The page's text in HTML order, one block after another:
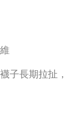
子長期拉扯，